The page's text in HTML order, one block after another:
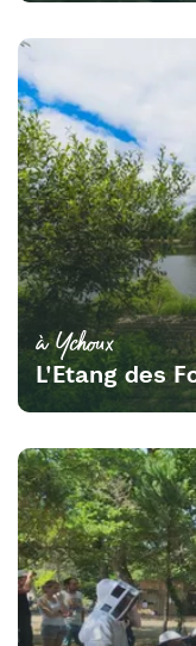
à Ychoux
L'Etang des